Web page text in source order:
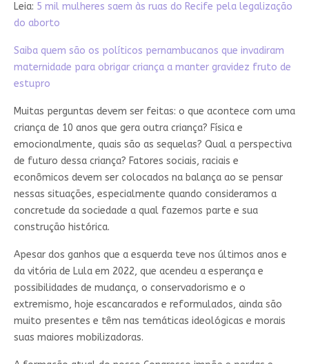
Leia: 5 mil mulheres saem às ruas do Recife pela legalização
do aborto
Saiba quem são os políticos pernambucanos que invadiram
maternidade para obrigar criança a manter gravidez fruto de
estupro
Muitas perguntas devem ser feitas: o que acontece com uma
criança de 10 anos que gera outra criança? Física e
emocionalmente, quais são as sequelas? Qual a perspectiva
de futuro dessa criança? Fatores sociais, raciais e
econômicos devem ser colocados na balança ao se pensar
nessas situações, especialmente quando consideramos a
concretude da sociedade a qual fazemos parte e sua
construção histórica.
Apesar dos ganhos que a esquerda teve nos últimos anos e
da vitória de Lula em 2022, que acendeu a esperança e
possibilidades de mudança, o conservadorismo e o
extremismo, hoje escancarados e reformulados, ainda são
muito presentes e têm nas temáticas ideológicas e morais
suas maiores mobilizadoras.